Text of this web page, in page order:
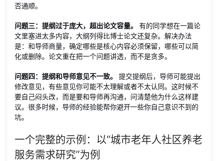
否通顺。
问题三：提纲过于庞大，超出论文容量。
有的同学想在一篇论
文里塞进太多内容，大纲列得比博士论文还复杂。解决办法
是：和导师商量，确定哪些是核心内容必须保留，哪些可以简
化或删除。论文重在把一个问题讲透，而不是贪多。
问题四：提纲和导师意见不一致。
提交提纲后，导师可能提出
修改意见，有些意见你可能不太理解或者不太认同。这时候不
要自己闷头改，而是要和导师再沟通，问清楚他为什么这样建
议。很多时候，导师的经验能帮你避开一些你自己意识不到的
坑。
一个完整的示例：以“城市老年人社区养老
服务需求研究”为例